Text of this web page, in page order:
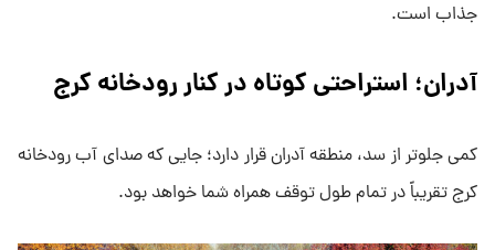
جذاب است.
آدران؛ استراحتی کوتاه در کنار رودخانه کرج
کمی جلوتر از سد، منطقه آدران قرار دارد؛ جایی که صدای آب رودخانه
کرج تقریباً در تمام طول توقف همراه شما خواهد بود.